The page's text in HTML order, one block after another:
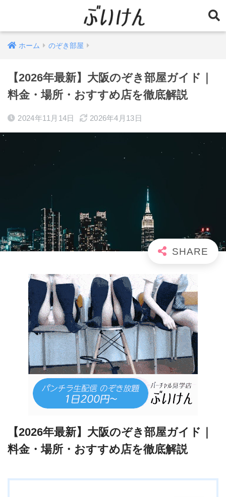
ホーム のぞき部屋
【2026年最新】大阪のぞき部屋ガイド｜
料金・場所・おすすめ店を徹底解説
2024年11月14日 2026年4月13日
【2026年最新】大阪のぞき部屋ガイド｜
料金・場所・おすすめ店を徹底解説